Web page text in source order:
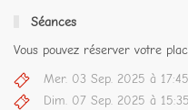
Séances
Vous pouvez réserver votre
Mer. 03 Sep. 2025 à 17:45
Dim. 07 Sep. 2025 à 15:35